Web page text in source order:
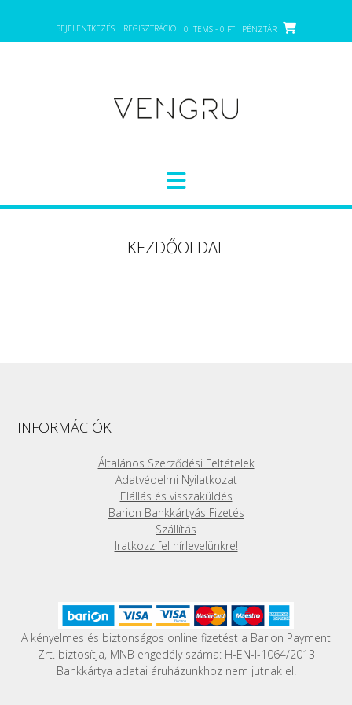
content
BEJELENTKEZÉS | REGISZTRÁCIÓ 0 ITEMS - 0 FT PÉNZTÁR
KEZDŐOLDAL
INFORMÁCIÓK
Általános Szerződési Feltételek
Adatvédelmi Nyilatkozat
Elállás és visszaküldés
Barion Bankkártyás Fizetés
Szállítás
Iratkozz fel hírlevelünkre!
A kényelmes és biztonságos online fizetést a Barion Payment
Zrt. biztosítja, MNB engedély száma: H-EN-I-1064/2013
Bankkártya adatai áruházunkhoz nem jutnak el.